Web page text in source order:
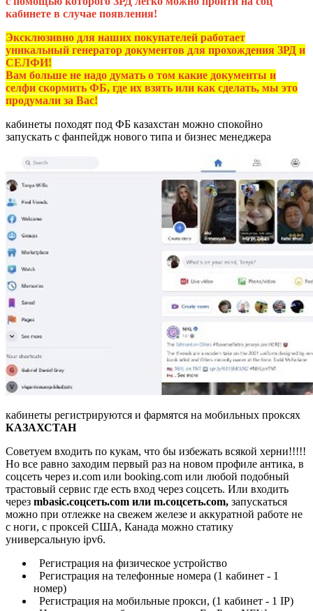
кабинете в случае появления!
Эксклюзивно для наших покупателей работает
уникальный генератор документов для прохождения ЗРД и
СЕЛФИ!
Вам больше не надо думать о том какие документы и
селфи скормить ФБ, где их взять или как сделать, мы это
продумали за Вас!
кабинеты походят под ФБ казахстан можно спокойно
запускать с фанпейдж нового типа и бизнес менеджера
кабинеты регистрируются и фармятся на мобильных проксях
КАЗАХСТАН
Советуем входить по кукам, что бы избежать всякой херни!!!!!
Но все равно заходим первый раз на новом профиле антика, в
соцсеть через и.com или booking.com или любой подобный
трастовый сервис где есть вход через соцсеть. Или входить
через mbasic.соцсеть.com или m.соцсеть.com, запускаться
можно при отлежке на свежем железе и аккуратной работе не
с ноги, с проксей США, Канада можно статику
универсальную ipv6.
Регистрация на физическое устройство
Регистрация на телефонные номера (1 кабинет - 1
номер)
Регистрация на мобильные прокси, (1 кабинет - 1 IP)